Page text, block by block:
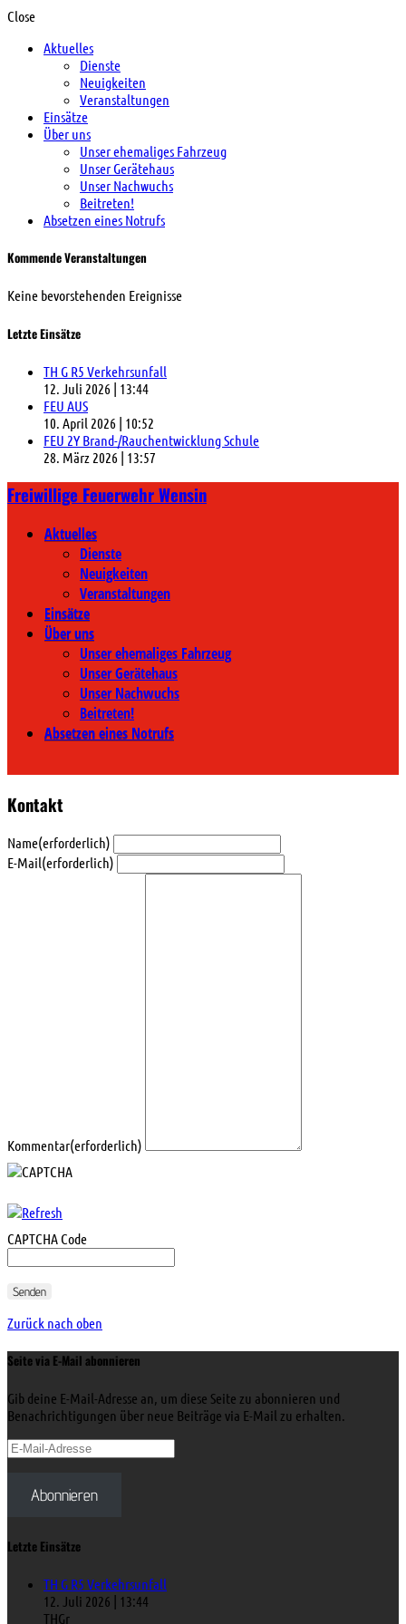
Close
Aktuelles
Dienste
Neuigkeiten
Veranstaltungen
Einsätze
Über uns
Unser ehemaliges Fahrzeug
Unser Gerätehaus
Unser Nachwuchs
Beitreten!
Absetzen eines Notrufs
Kommende Veranstaltungen
Keine bevorstehenden Ereignisse
Letzte Einsätze
TH G R5 Verkehrsunfall
12. Juli 2026 | 13:44
FEU AUS
10. April 2026 | 10:52
FEU 2Y Brand-/Rauchentwicklung Schule
28. März 2026 | 13:57
Freiwillige Feuerwehr Wensin
Aktuelles
Dienste
Neuigkeiten
Veranstaltungen
Einsätze
Über uns
Unser ehemaliges Fahrzeug
Unser Gerätehaus
Unser Nachwuchs
Beitreten!
Absetzen eines Notrufs
Kontakt
Name(erforderlich)
E-Mail(erforderlich)
Kommentar(erforderlich)
CAPTCHA Code
Senden
Zurück nach oben
Seite via E-Mail abonnieren
Gib deine E-Mail-Adresse an, um diese Seite zu abonnieren und
Benachrichtigungen über neue Beiträge via E-Mail zu erhalten.
E-
Mail-
Abonnieren
Letzte Einsätze
TH G R5 Verkehrsunfall
12. Juli 2026
13:44
THGr